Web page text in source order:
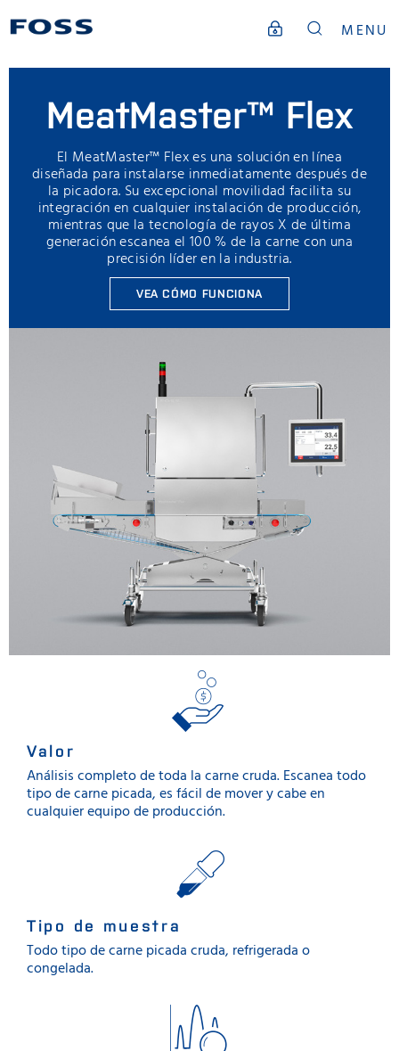
MENU
MeatMaster™ Flex
El MeatMaster™ Flex es una solución en línea
diseñada para instalarse inmediatamente después de
la picadora. Su excepcional movilidad facilita su
integración en cualquier instalación de producción,
mientras que la tecnología de rayos X de última
generación escanea el 100 % de la carne con una
precisión líder en la industria.
VEA CÓMO FUNCIONA
Valor
Análisis completo de toda la carne cruda. Escanea todo
tipo de carne picada, es fácil de mover y cabe en
cualquier equipo de producción.
Tipo de muestra
Todo tipo de carne picada cruda, refrigerada o
congelada.